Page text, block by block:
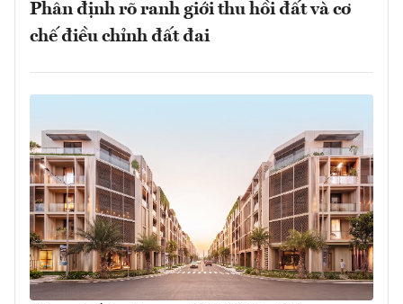
Phân định rõ ranh giới thu hồi đất và cơ
chế điều chỉnh đất đai